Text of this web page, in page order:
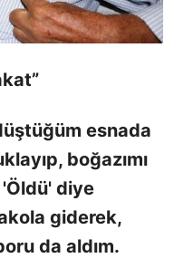
esnada
boğazımı
'Öldü' diye
giderek,
da aldım.